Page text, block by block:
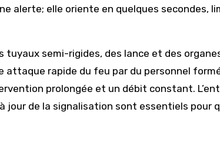
alerte; elle oriente en quelques secondes,
tuyaux semi-rigides, des lance et des
attaque rapide du feu par du personnel
prolongée et un débit constant.
jour de la signalisation sont essentiels pour